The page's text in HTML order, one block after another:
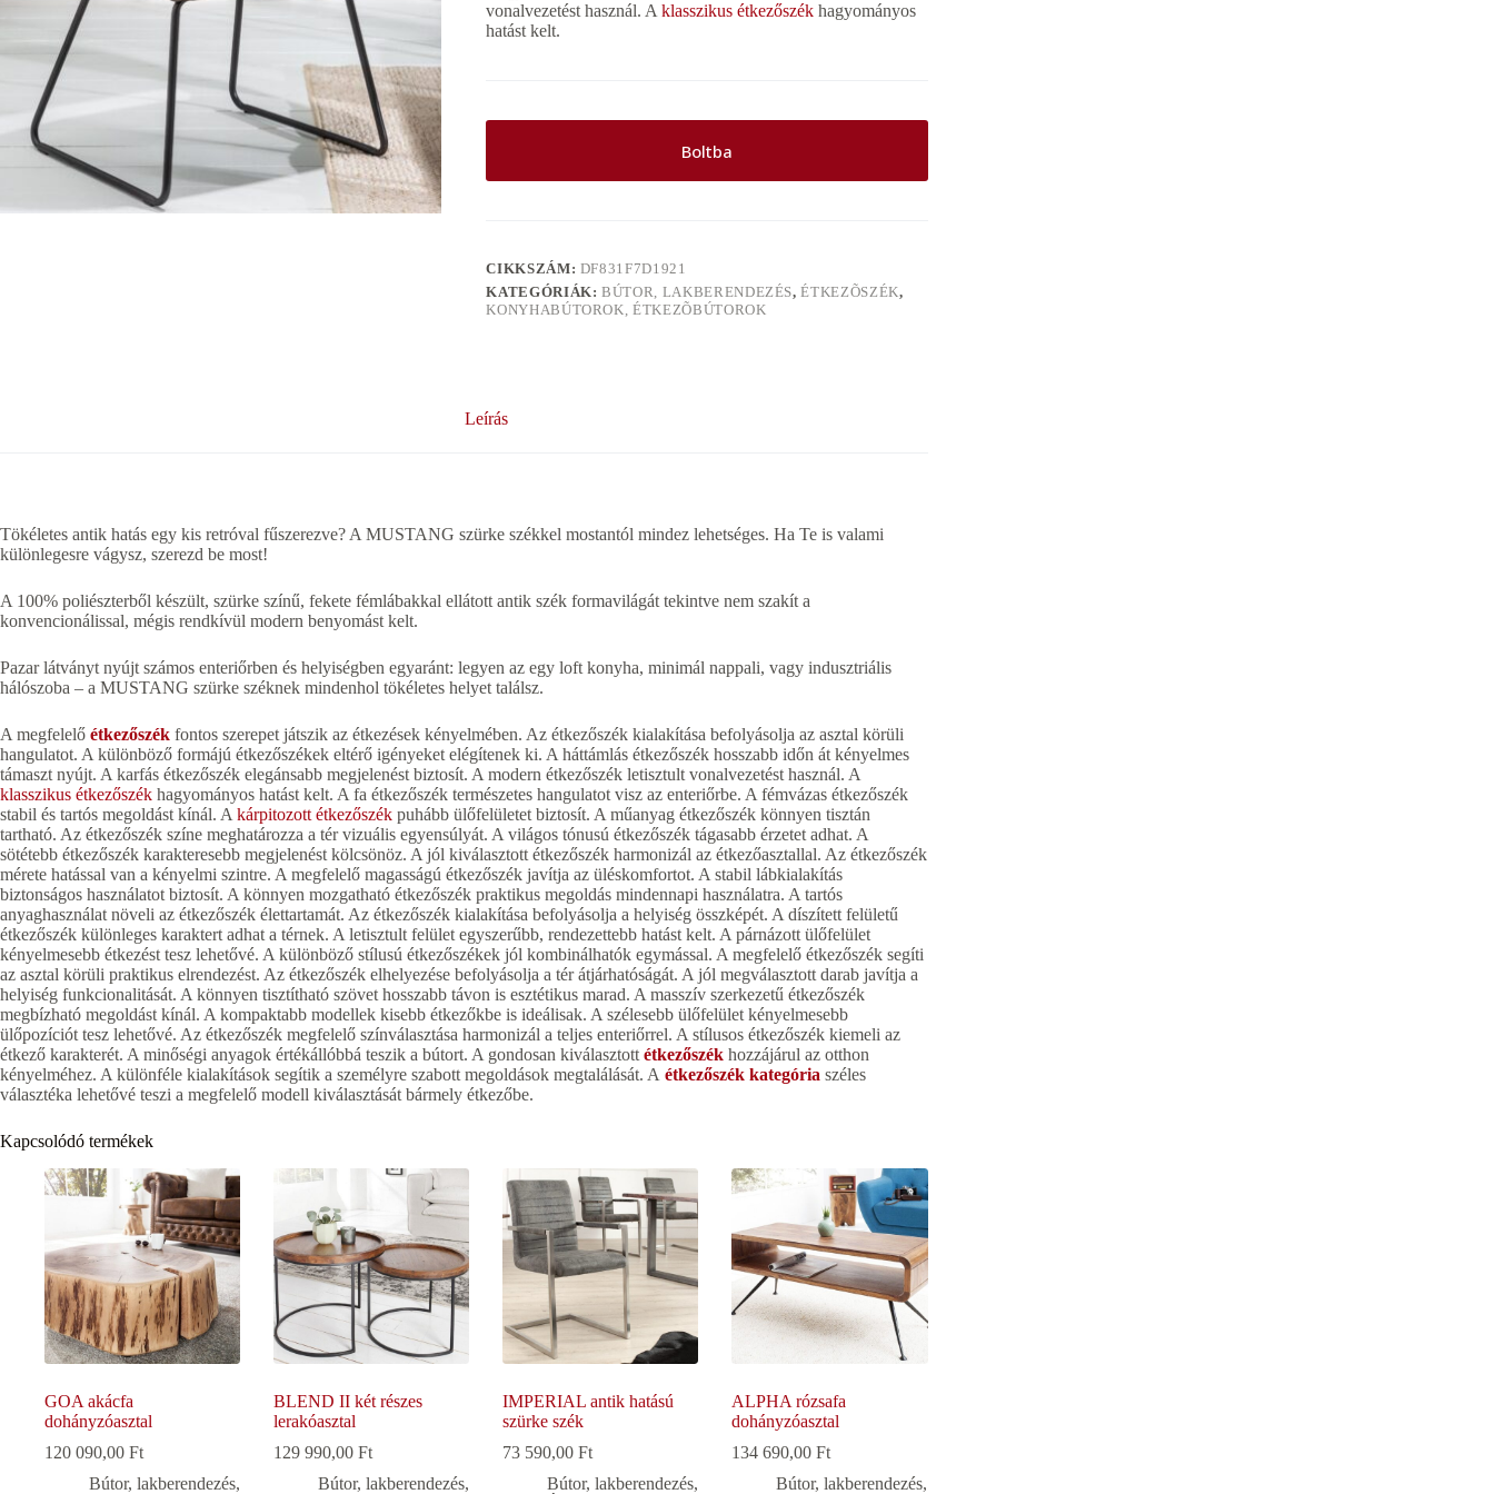
vonalvezetést használ. Aklasszikus étkezőszék hagyományos
hatást kelt.
Boltba
CIKKSZÁM: DF831F7D1921
KATEGÓRIÁK:BÚTOR, LAKBERENDEZÉS,ÉTKEZÕSZÉK,
KONYHABÚTOROK, ÉTKEZÕBÚTOROK
Leírás
Tökéletes antik hatás egy kis retróval fűszerezve? A MUSTANG szürke székkel mostantól mindez lehetséges. Ha Te is valami
különlegesre vágysz, szerezd be most!
A 100% poliészterből készült, szürke színű, fekete fémlábakkal ellátott antik szék formavilágát tekintve nem szakít a
konvencionálissal, mégis rendkívül modern benyomást kelt.
Pazar látványt nyújt számos enteriőrben és helyiségben egyaránt: legyen az egy loft konyha, minimál nappali, vagy indusztriális
hálószoba – a MUSTANG szürke széknek mindenhol tökéletes helyet találsz.
A megfelelő étkezőszék fontos szerepet játszik az étkezések kényelmében. Az étkezőszék kialakítása befolyásolja az asztal körüli
hangulatot. A különböző formájú étkezőszékek eltérő igényeket elégítenek ki. A háttámlás étkezőszék hosszabb időn át kényelmes
támaszt nyújt. A karfás étkezőszék elegánsabb megjelenést biztosít. A modern étkezőszék letisztult vonalvezetést használ. A
klasszikus étkezőszék hagyományos hatást kelt. A fa étkezőszék természetes hangulatot visz az enteriőrbe. A fémvázas étkezőszék
stabil és tartós megoldást kínál. A kárpitozott étkezőszék puhább ülőfelületet biztosít. A műanyag étkezőszék könnyen tisztán
tartható. Az étkezőszék színe meghatározza a tér vizuális egyensúlyát. A világos tónusú étkezőszék tágasabb érzetet adhat. A
sötétebb étkezőszék karakteresebb megjelenést kölcsönöz. A jól kiválasztott étkezőszék harmonizál az étkezőasztallal. Az étkezőszék
mérete hatással van a kényelmi szintre. A megfelelő magasságú étkezőszék javítja az üléskomfortot. A stabil lábkialakítás
biztonságos használatot biztosít. A könnyen mozgatható étkezőszék praktikus megoldás mindennapi használatra. A tartós
anyaghasználat növeli az étkezőszék élettartamát. Az étkezőszék kialakítása befolyásolja a helyiség összképét. A díszített felületű
étkezőszék különleges karaktert adhat a térnek. A letisztult felület egyszerűbb, rendezettebb hatást kelt. A párnázott ülőfelület
kényelmesebb étkezést tesz lehetővé. A különböző stílusú étkezőszékek jól kombinálhatók egymással. A megfelelő étkezőszék segíti
az asztal körüli praktikus elrendezést. Az étkezőszék elhelyezése befolyásolja a tér átjárhatóságát. A jól megválasztott darab javítja a
helyiség funkcionalitását. A könnyen tisztítható szövet hosszabb távon is esztétikus marad. A masszív szerkezetű étkezőszék
megbízható megoldást kínál. A kompaktabb modellek kisebb étkezőkbe is ideálisak. A szélesebb ülőfelület kényelmesebb
ülőpozíciót tesz lehetővé. Az étkezőszék megfelelő színválasztása harmonizál a teljes enteriőrrel. A stílusos étkezőszék kiemeli az
étkező karakterét. A minőségi anyagok értékállóbbá teszik a bútort. A gondosan kiválasztott étkezőszék hozzájárul az otthon
kényelméhez. A különféle kialakítások segítik a személyre szabott megoldások megtalálását. A étkezőszék kategória széles
választéka lehetővé teszi a megfelelő modell kiválasztását bármely étkezőbe.
Kapcsolódó termékek
GOA akácfa
dohányzóasztal
120 090,00 Ft
Bútor, lakberendezés,
BLEND II két részes
lerakóasztal
129 990,00Ft
Bútor, lakberendezés,
IMPERIAL antik hatású
szürke szék
73 590,00Ft
Bútor, lakberendezés,
ALPHA rózsafa
dohányzóasztal
134 690,00Ft
Bútor, lakberendezés,